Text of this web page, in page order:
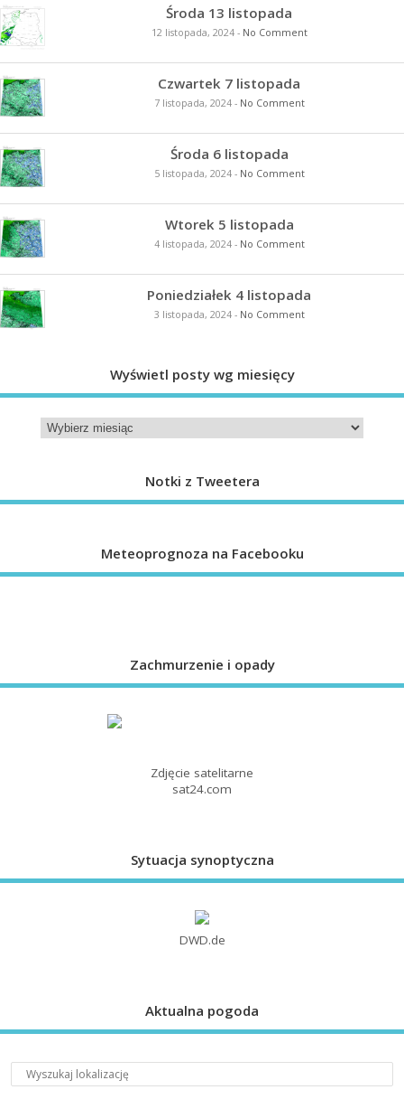
Środa 13 listopada
12 listopada, 2024- No Comment
Czwartek 7 listopada
7 listopada, 2024- No Comment
Środa 6 listopada
5 listopada, 2024- No Comment
Wtorek 5 listopada
4 listopada, 2024- No Comment
Poniedziałek 4 listopada
3 listopada, 2024- No Comment
Wyświetl posty wg miesięcy
Notki z Tweetera
Meteoprognoza na Facebooku
Zachmurzenie i opady
Zdjęcie satelitarne
sat24.com
Sytuacja synoptyczna
DWD.de
Aktualna pogoda